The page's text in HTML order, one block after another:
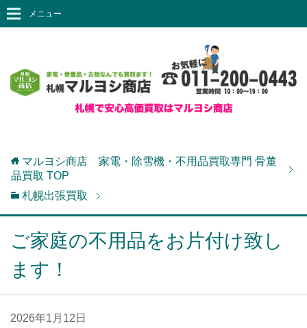
メニュー
マルヨシ商店 家電・除雪機・不用品買取専門 骨董
品買取 TOP
札幌出張買取
ご家庭の不用品をお片付け致し
ます！
2026年1月12日